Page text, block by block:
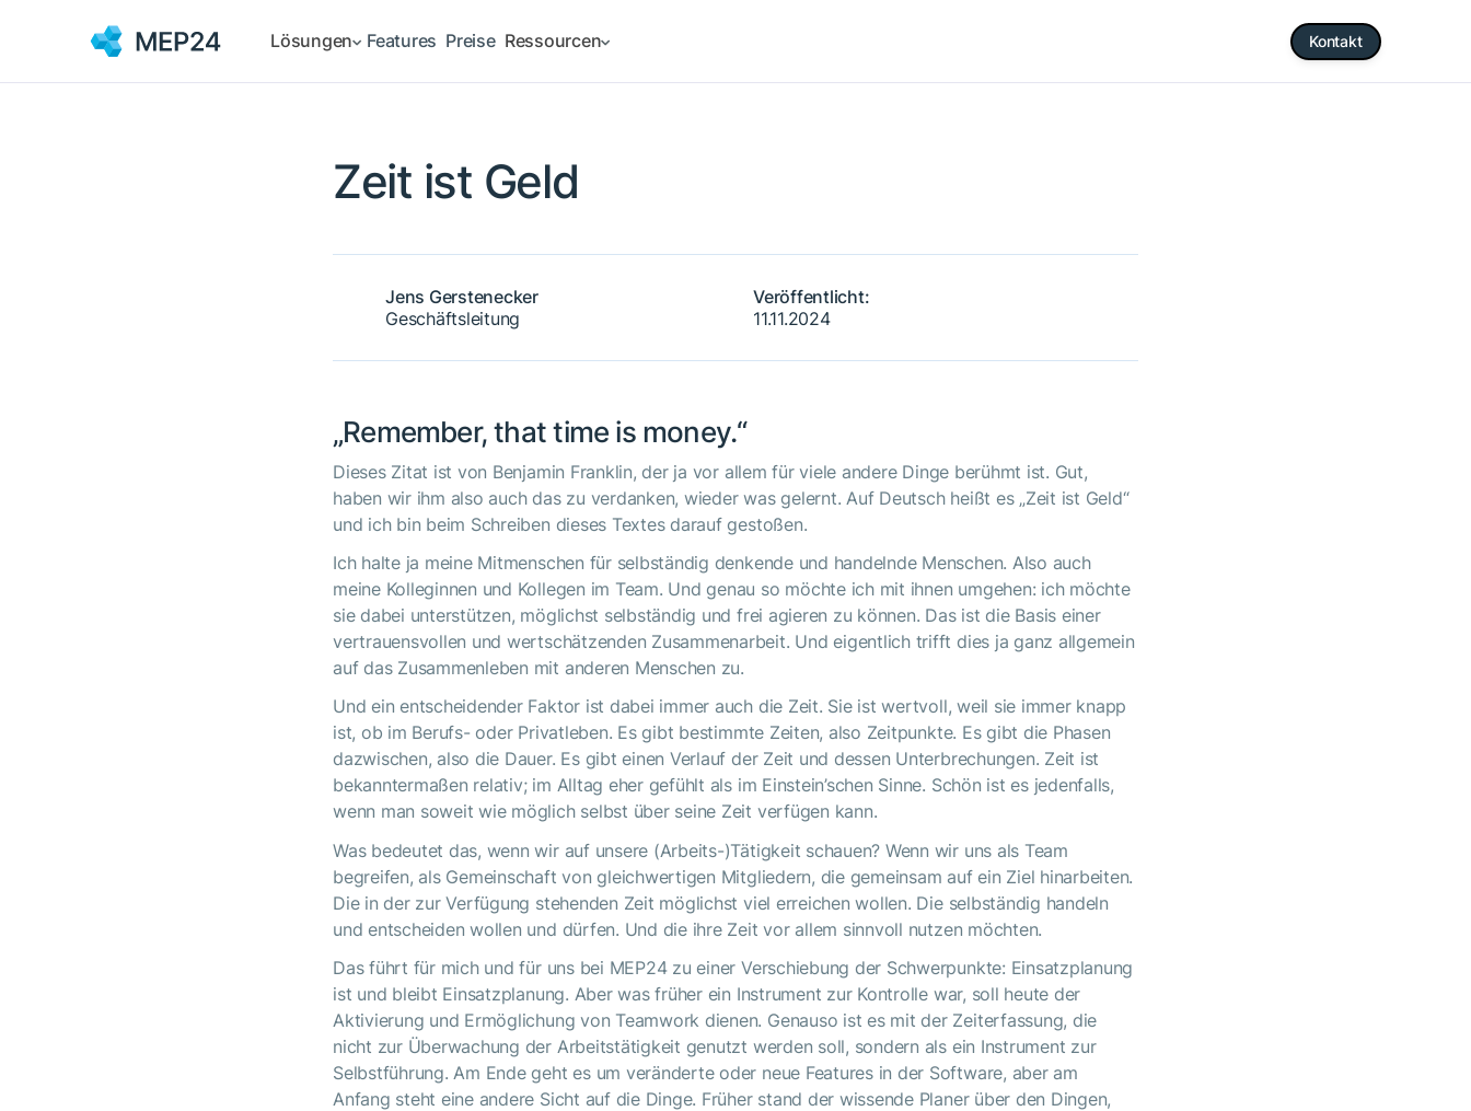
Lösungen Features Preise Ressourcen Kontakt
Zeit ist Geld
Veröffentlicht:
11.11.2024
Jens Gerstenecker
Geschäftsleitung
„Remember, that time is money.“
Dieses Zitat ist von Benjamin Franklin, der ja vor allem für viele andere Dinge berühmt ist. Gut,
haben wir ihm also auch das zu verdanken, wieder was gelernt. Auf Deutsch heißt es „Zeit ist Geld“
und ich bin beim Schreiben dieses Textes darauf gestoßen.
Ich halte ja meine Mitmenschen für selbständig denkende und handelnde Menschen. Also auch
meine Kolleginnen und Kollegen im Team. Und genau so möchte ich mit ihnen umgehen: ich möchte
sie dabei unterstützen, möglichst selbständig und frei agieren zu können. Das ist die Basis einer
vertrauensvollen und wertschätzenden Zusammenarbeit. Und eigentlich trifft dies ja ganz allgemein
auf das Zusammenleben mit anderen Menschen zu.
Und ein entscheidender Faktor ist dabei immer auch die Zeit. Sie ist wertvoll, weil sie immer knapp
ist, ob im Berufs- oder Privatleben. Es gibt bestimmte Zeiten, also Zeitpunkte. Es gibt die Phasen
dazwischen, also die Dauer. Es gibt einen Verlauf der Zeit und dessen Unterbrechungen. Zeit ist
bekanntermaßen relativ; im Alltag eher gefühlt als im Einstein’schen Sinne. Schön ist es jedenfalls,
wenn man soweit wie möglich selbst über seine Zeit verfügen kann.
Was bedeutet das, wenn wir auf unsere (Arbeits-)Tätigkeit schauen? Wenn wir uns als Team
begreifen, als Gemeinschaft von gleichwertigen Mitgliedern, die gemeinsam auf ein Ziel hinarbeiten.
Die in der zur Verfügung stehenden Zeit möglichst viel erreichen wollen. Die selbständig handeln
und entscheiden wollen und dürfen. Und die ihre Zeit vor allem sinnvoll nutzen möchten.
Das führt für mich und für uns bei MEP24 zu einer Verschiebung der Schwerpunkte: Einsatzplanung
ist und bleibt Einsatzplanung. Aber was früher ein Instrument zur Kontrolle war, soll heute der
Aktivierung und Ermöglichung von Teamwork dienen. Genauso ist es mit der Zeiterfassung, die
nicht zur Überwachung der Arbeitstätigkeit genutzt werden soll, sondern als ein Instrument zur
Selbstführung. Am Ende geht es um veränderte oder neue Features in der Software, aber am
Anfang steht eine andere Sicht auf die Dinge. Früher stand der wissende Planer über den Dingen,